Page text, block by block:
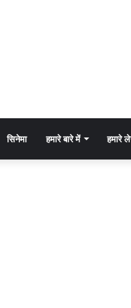
सिनेमा हमारे बारे में हमारे